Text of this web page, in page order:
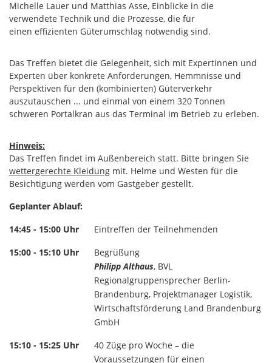
Michelle Lauer und Matthias Asse, Einblicke in die
verwendete Technik und die Prozesse, die für
einen effizienten Güterumschlag notwendig sind.
Das Treffen bietet die Gelegenheit, sich mit Expertinnen und
Experten über konkrete Anforderungen, Hemmnisse und
Perspektiven für den (kombinierten) Güterverkehr
auszutauschen ... und einmal von einem 320 Tonnen
schweren Portalkran aus das Terminal im Betrieb zu erleben.
Hinweis:
Das Treffen findet im Außenbereich statt. Bitte bringen Sie
wettergerechte Kleidung mit. Helme und Westen für die
Besichtigung werden vom Gastgeber gestellt.
Geplanter Ablauf:
14:45 - 15:00 Uhr
Eintreffen der Teilnehmenden
15:00 - 15:10 Uhr
Begrüßung
Philipp Althaus, BVL
Regionalgruppensprecher Berlin-
Brandenburg, Projektmanager Logistik,
Wirtschaftsförderung Land Brandenburg
GmbH
15:10 - 15:25 Uhr
40 Züge pro Woche – die
Voraussetzungen für einen